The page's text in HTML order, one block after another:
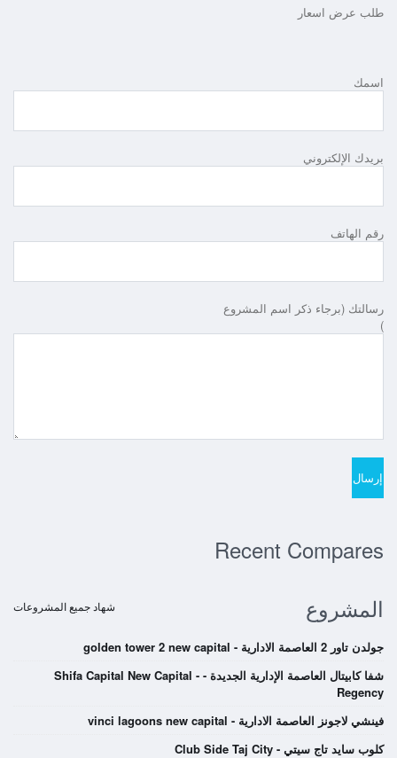
طلب عرض اسعار
اسمك
بريدك الإلكتروني
رقم الهاتف
رسالتك (برجاء ذكر اسم المشروع
)
Recent Compares
المشروع
شهاد جميع المشروعات
جولدن تاور 2 العاصمة الادارية - golden tower 2 new capital
شفا كابيتال العاصمة الإدارية الجديدة - Shifa Capital New Capital -
Regency
فينشي لاجونز العاصمة الادارية - vinci lagoons new capital
كلوب سايد تاج سيتي - Club Side Taj City